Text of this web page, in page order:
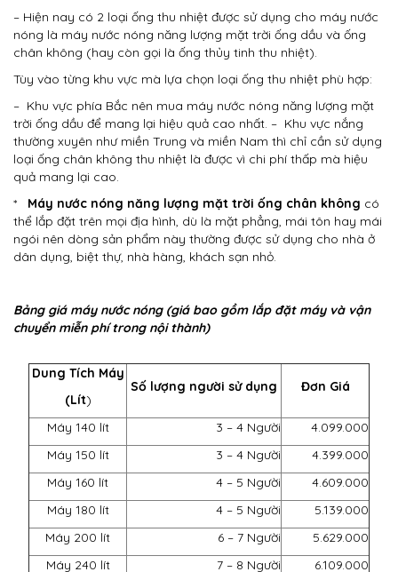
– Hiện nay có 2 loại ống thu nhiệt được sử dụng cho máy nước
nóng là máy nước nóng năng lượng mặt trời ống dầu và ống
chân không (hay còn gọi là ống thủy tinh thu nhiệt).
Tùy vào từng khu vực mà lựa chọn loại ống thu nhiệt phù hợp:
– Khu vực phía Bắc nên mua máy nước nóng năng lượng mặt
trời ống dầu để mang lại hiệu quả cao nhất. – Khu vực nắng
thường xuyên như miền Trung và miền Nam thì chỉ cần sử dụng
loại ống chân không thu nhiệt là được vì chi phí thấp mà hiệu
quả mang lại cao.
*
Máy nước nóng năng lượng mặt trời ống chân không có
thể lắp đặt trên mọi địa hình, dù là mặt phẳng, mái tôn hay mái
ngói nên dòng sản phẩm này thường được sử dụng cho nhà ở
dân dụng, biệt thự, nhà hàng, khách sạn nhỏ.
Bảng giá máy nước nóng (giá bao gồm lắp đặt máy và vận
chuyển miễn phí trong nội thành​)
Dung Tích Máy
(Lít)
Số lượng người sử dụng Đơn Giá
Máy 140 lít 3 – 4 Người
4.099.000
Máy 150 lít
3 – 4 Người
4.399.000
Máy 160 lít
4 – 5 Người
4.609.000
Máy 180 lít
4 – 5 Người
5.139.000
Máy 200 lít
6 – 7 Người
5.629.000
Máy 240 lít
7 – 8 Người 6.109.000